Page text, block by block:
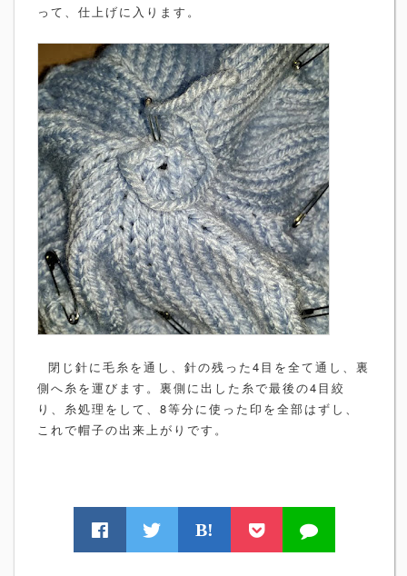
って、仕上げに入ります。
閉じ針に毛糸を通し、針の残った4目を全て通し、裏
側へ糸を運びます。裏側に出した糸で最後の4目絞
り、糸処理をして、8等分に使った印を全部はずし、
これで帽子の出来上がりです。
B!